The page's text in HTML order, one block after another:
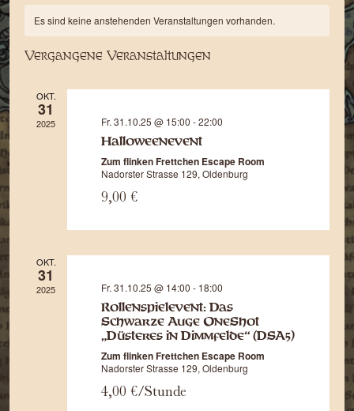
wählen.
Kalender
von
Veranstaltungen
Es sind keine anstehenden Veranstaltungen vorhanden.
Vergangene Veranstaltungen
OKT.
31
2025 Fr. 31.10.25 @ 15:00 -22:00
Halloweenevent
Zum flinken Frettchen Escape Room
Nadorster Strasse 129, Oldenburg
9,00 €
OKT.
31
2025 Fr. 31.10.25 @ 14:00 - 18:00
Rollenspielevent: Das
Schwarze Auge OneShot
„Düsteres in Dimmfelde“ (DSA5)
Zum flinken Frettchen Escape Room
Nadorster Strasse 129, Oldenburg
4,00 €/Stunde